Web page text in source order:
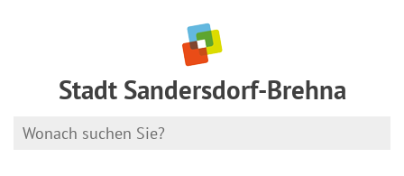
Stadt Sandersdorf-Brehna